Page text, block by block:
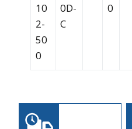
10
2-
50
0
0D-
C
0